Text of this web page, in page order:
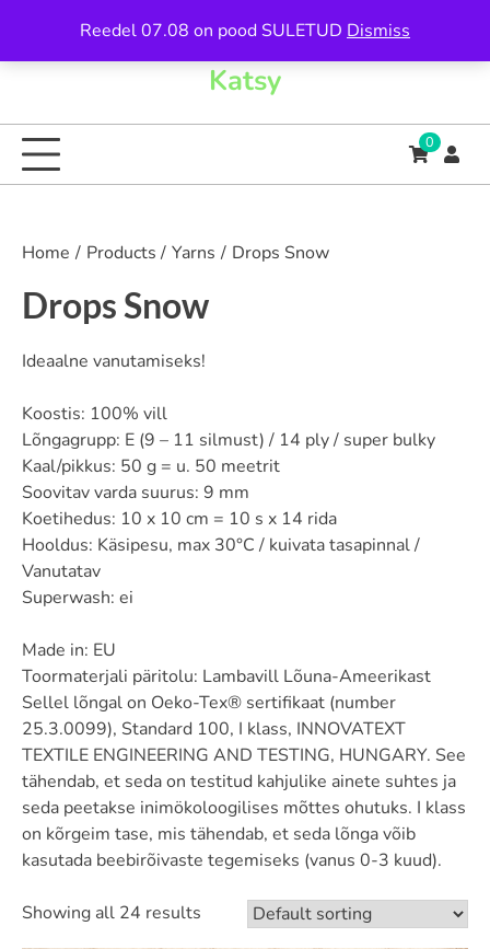
Reedel 07.08 on pood SULETUD Dismiss
content
Katsy
0
Home Products Yarns Drops Snow
Drops Snow
Ideaalne vanutamiseks!
Koostis: 100% vill
Lõngagrupp: E (9 – 11 silmust) / 14 ply / super bulky
Kaal/pikkus: 50 g = u. 50 meetrit
Soovitav varda suurus: 9 mm
Koetihedus: 10 x 10 cm = 10 s x 14 rida
Hooldus: Käsipesu, max 30°C / kuivata tasapinnal /
Vanutatav
Superwash: ei
Made in: EU
Toormaterjali päritolu: Lambavill Lõuna-Ameerikast
Sellel lõngal on Oeko-Tex® sertifikaat (number
25.3.0099), Standard 100, I klass, INNOVATEXT
TEXTILE ENGINEERING AND TESTING, HUNGARY. See
tähendab, et seda on testitud kahjulike ainete suhtes ja
seda peetakse inimökoloogilises mõttes ohutuks. I klass
on kõrgeim tase, mis tähendab, et seda lõnga võib
kasutada beebirõivaste tegemiseks (vanus 0-3 kuud).
Showing all 24 results